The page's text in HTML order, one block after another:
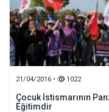
21/04/2016 • 1022
Çocuk İstismarının
Eğitimdir